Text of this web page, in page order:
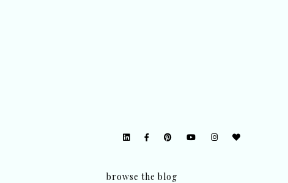
browse the blog